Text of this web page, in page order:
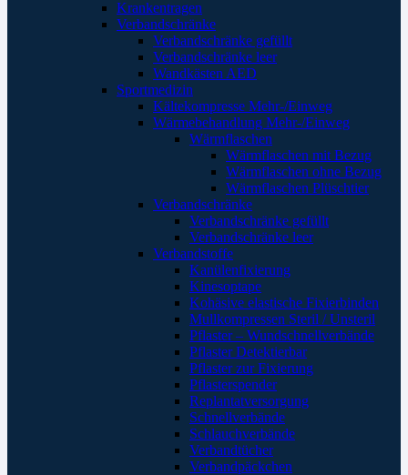
Krankentragen
Verbandschränke
Verbandschränke gefüllt
Verbandschränke leer
Wandkästen AED
Sportmedizin
Kältekompresse Mehr-/Einweg
Wärmebehandlung Mehr-/Einweg
Wärmflaschen
Wärmflaschen mit Bezug
Wärmflaschen ohne Bezug
Wärmflaschen Plüschtier
Verbandschränke
Verbandschränke gefüllt
Verbandschränke leer
Verbandstoffe
Kanülenfixierung
Kinesoptape
Kohäsive elastische Fixierbinden
Mullkompressen Steril / Unsteril
Pflaster – Wundschnellverbände
Pflaster Detektierbar
Pflaster zur Fixierung
Pflasterspender
Replantatversorgung
Schnellverbände
Schlauchverbände
Verbandtücher
Verbandpäckchen